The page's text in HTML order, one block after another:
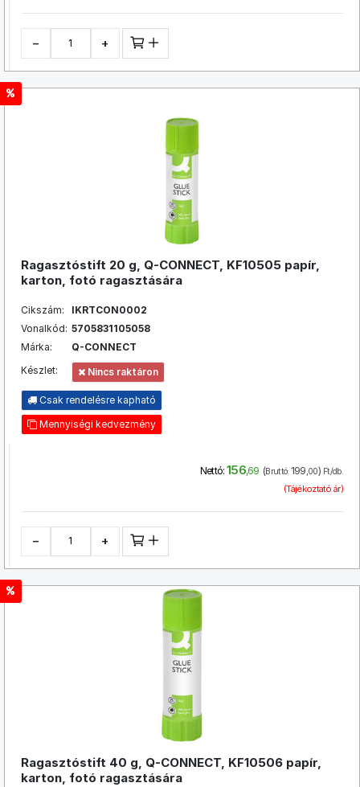
− +
Ragasztóstift 20 g, Q-CONNECT, KF10505 papír,
karton, fotó ragasztására
Cikszám:
IKRTCON0002
Vonalkód: 5705831105058
Márka:
Q-CONNECT
Készlet:
Nincs raktáron
Csak rendelésre kapható
Mennyiségi kedvezmény
Nettó: 156,69 (Bruttó: 199,00) Ft/db.
(Tájékoztató ár)
− +
Ragasztóstift 40 g, Q-CONNECT, KF10506 papír,
karton, fotó ragasztására